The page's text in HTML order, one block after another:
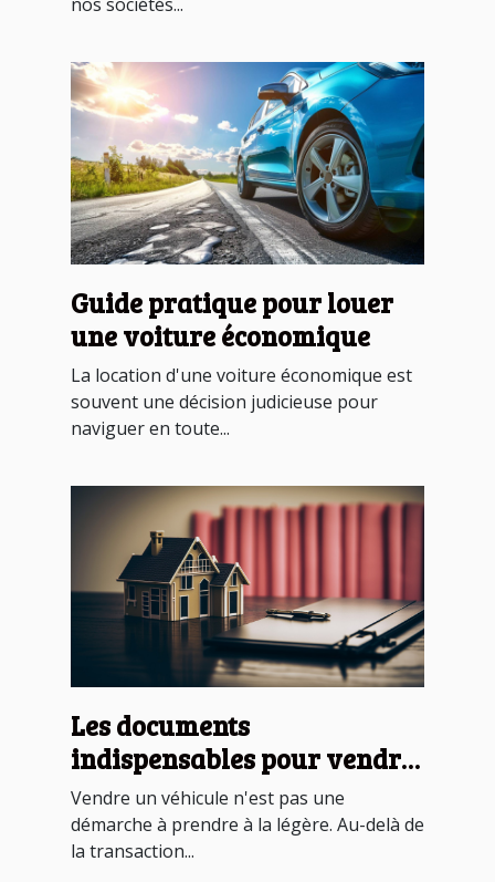
Guide pratique pour louer
une voiture économique
La location d'une voiture économique est
souvent une décision judicieuse pour
naviguer en toute...
Les documents
indispensables pour vendre
sa voiture en toute légalité
Vendre un véhicule n'est pas une
démarche à prendre à la légère. Au-delà de
la transaction...